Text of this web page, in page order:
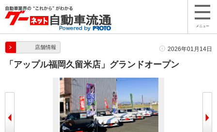
メニュー
店舗情報 2026年01月14日
「アップル福岡久留米店」グランドオープン